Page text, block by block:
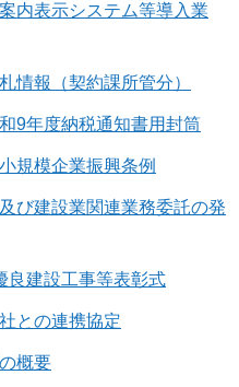
内表示システム等導入業
情報（契約課所管分）
9年度納税通知書用封筒
規模企業振興条例
び建設業関連業務委託の発
良建設工事等表彰式
との連携協定
概要